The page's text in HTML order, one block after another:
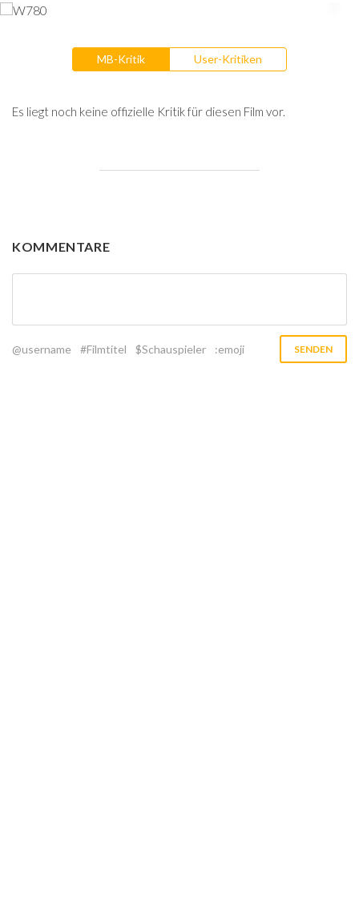
MB-Kritik User-Kritiken
Es liegt noch keine offizielle Kritik für diesen Film vor.
KOMMENTARE
@username #Filmtitel $Schauspieler :emoji